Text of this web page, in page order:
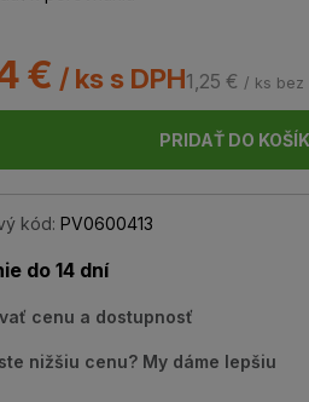
€ / ks s DPH1,25 € / ks bez
PRIDAŤ DO
kód: PV0600413
do 14 dní
cenu a dostupnosť
nižšiu cenu? My dáme lepšiu